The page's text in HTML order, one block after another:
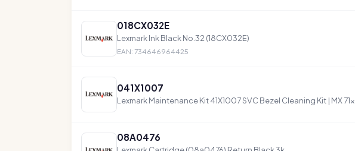
018CX032E
Lexmark Ink Black No.32 (18CX032E)
EAN: 734646964425
041X1007
Lexmark Maintenance Kit 41X1007 SVC Bezel Cleaning Kit | MX 71x
08A0476